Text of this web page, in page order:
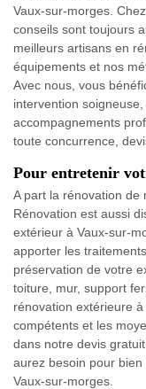
Vaux-sur-morges.
conseils sont toujours
meilleurs artisans en
équipements et nos
Avec nous, vous
intervention
accompagnements
toute concurrence,
Pour entretenir
A part la rénovation de
Rénovation est aussi
extérieur à Vaux-sur-
apporter les
préservation de votre
toiture, mur, support
rénovation extérieure
compétents et les
dans notre devis
aurez besoin pour
Vaux-sur-morges.